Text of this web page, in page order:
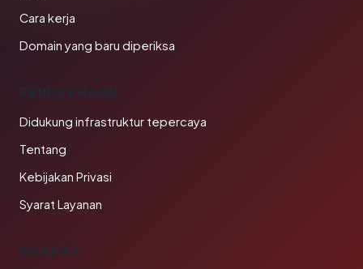
Cara kerja
Domain yang baru diperiksa
PERUSAHAAN
Didukung infrastruktur tepercaya
Tentang
Kebijakan Privasi
Syarat Layanan
BAHASA